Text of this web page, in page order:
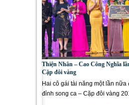
Thiện Nhân – Cao Công Nghĩa
Cặp đôi vàng
Hai cô gái tài năng một lần nữa
đỉnh song ca – Cặp đôi vàng